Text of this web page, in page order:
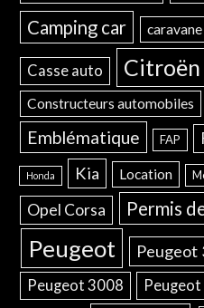
Camping car caravane
Casse auto Citroën
Constructeurs automobiles
Emblématique FAP
Honda Kia Location
Opel Corsa Permis
Peugeot Peugeot
Peugeot 3008